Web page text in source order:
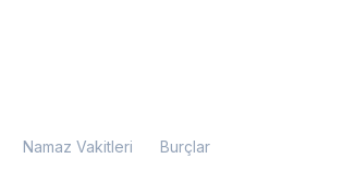
Namaz Vakitleri Burçlar